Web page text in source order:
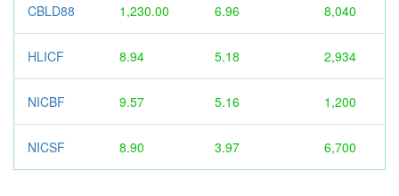
CBLD88 1,230.00 6.96 8,040
HLICF 8.94 5.18 2,934
NICBF 9.57 5.16 1,200
NICSF 8.90 3.97 6,700